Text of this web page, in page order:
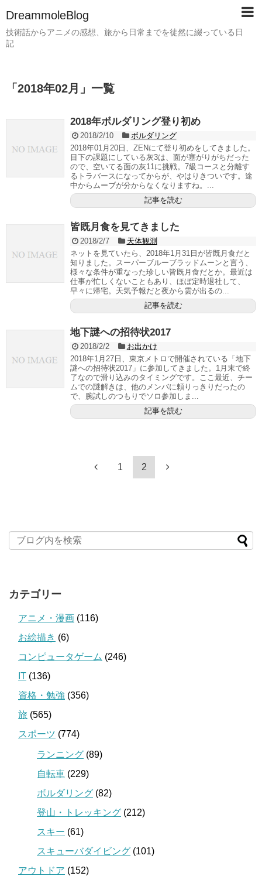
DreammoleBlog
技術話からアニメの感想、旅から日常までを徒然に綴っている日
記
「 2018年02月 」 一覧
2018年ボルダリング登り初め
2018/2/10
ボルダリング
2018年01月20日、ZENにて登り初めをしてきました。
目下の課題にしている灰3は、面が塞がりがちだった
ので、空いてる面の灰11に挑戦。7級コースと分離す
るトラバースになってからが、やはりきついです。途
中からムーブが分からなくなりますね。...
記事を読む
皆既月食を見てきました
2018/2/7
天体観測
ネットを見ていたら、2018年1月31日が皆既月食だと
知りました。スーパーブルーブラッドムーンと言う、
様々な条件が重なった珍しい皆既月食だとか。最近は
仕事が忙しくないこともあり、ほぼ定時退社して、
早々に帰宅。天気予報だと夜から雲が出るの...
記事を読む
地下謎への招待状2017
2018/2/2
お出かけ
2018年1月27日、東京メトロで開催されている「地下
謎への招待状2017」に参加してきました。1月末で終
了なので滑り込みのタイミングです。ここ最近、チー
ムでの謎解きは、他のメンバに頼りっきりだったの
で、腕試しのつもりでソロ参加しま...
記事を読む
1 2
カテゴリー
アニメ・漫画 (116)
お絵描き (6)
コンピュータゲーム (246)
IT (136)
資格・勉強 (356)
旅 (565)
スポーツ (774)
ランニング (89)
自転車 (229)
ボルダリング (82)
登山・トレッキング (212)
スキー (61)
スキューバダイビング (101)
アウトドア (152)